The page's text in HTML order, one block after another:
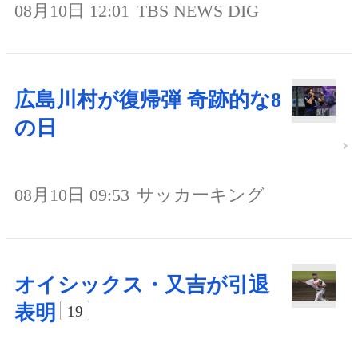
08月10日 12:01 TBS NEWS DIG
広島川村が復帰弾 奇跡的な8
の日
08月10日 09:53 サッカーキング
オイシックス・又吉が引退
表明
19